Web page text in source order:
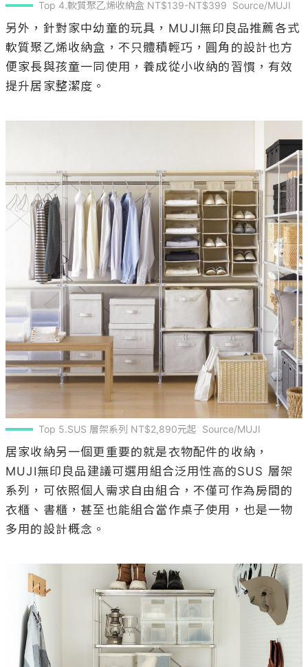
Top 4.軟質聚乙烯收納盒 NT$139-NT$399  Source/MUJI
另外，針對家中幼童的玩具，MUJI無印良品推薦各式
軟質聚乙烯收納盒，不只體積輕巧，圓角的設計也方
便家長與孩童一同使用，養成從小收納的習慣，有效
提升居家整潔度。
Top 5.SUS 層架系列 NT$2,890元起  Source/MUJI
居家收納另一個更重要的就是衣物配件的收納，
MUJI無印良品建議可選用組合泛用性高的SUS 層架
系列，可依照個人需求自由組合，不僅可作為房間的
衣櫃、書櫃，甚至也能組合當作桌子使用，也是一物
多用的設計概念。